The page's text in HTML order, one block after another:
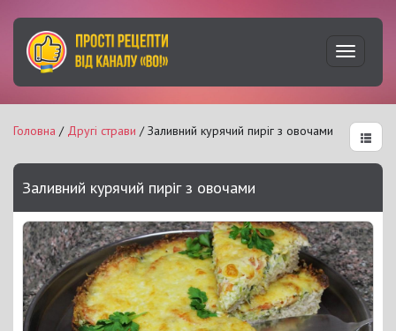
Головна / Другі страви / Заливний курячий пиріг з овочами
Заливний курячий пиріг з овочами